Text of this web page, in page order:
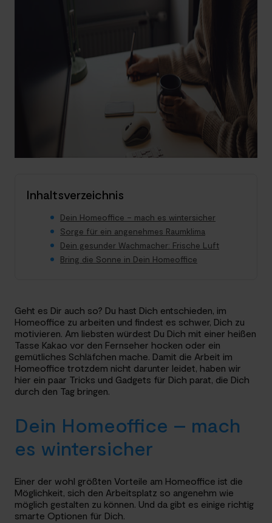
Inhaltsverzeichnis
Dein Homeoffice – mach es wintersicher
Sorge für ein angenehmes Raumklima
Dein gesunder Wachmacher: Frische Luft
Bring die Sonne in Dein Homeoffice
Geht es Dir auch so? Du hast Dich entschieden, im
Homeoffice zu arbeiten und findest es schwer, Dich zu
motivieren. Am liebsten würdest Du Dich mit einer heißen
Tasse Kakao vor den Fernseher hocken oder ein
gemütliches Schläfchen mache. Damit die Arbeit im
Homeoffice trotzdem nicht darunter leidet, haben wir
hier ein paar Tricks und Gadgets für Dich parat, die Dich
durch den Tag bringen.
Dein Homeoffice – mach
es wintersicher
Einer der wohl größten Vorteile am Homeoffice ist die
Möglichkeit, sich den Arbeitsplatz so angenehm wie
möglich gestalten zu können. Und da gibt es einige richtig
smarte Optionen für Dich.